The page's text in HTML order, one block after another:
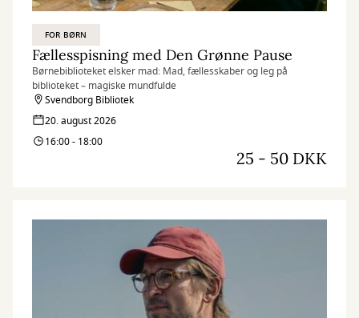
FOR BØRN
Fællesspisning med Den Grønne Pause
Børnebiblioteket elsker mad: Mad, fællesskaber og leg på
biblioteket – magiske mundfulde
Svendborg Bibliotek
20. august 2026
16:00 - 18:00
25 - 50 DKK